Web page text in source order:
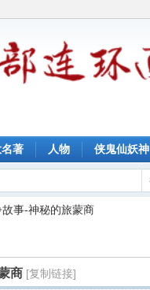
名著 人物 侠鬼仙妖神
事-神秘的旅蒙商
商 [复制链接]